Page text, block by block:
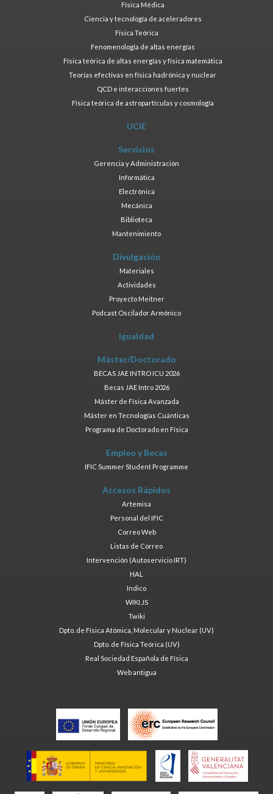
Física Médica
Ciencia y tecnología de aceleradores
Física Teórica
Fenomenología de altas energías
Física teórica de altas energías y física matemática
Teorías efectivas en física hadrónica y nuclear
QCD e interacciones fuertes
Física teórica de astropartículas y cosmología
UCIE
Servicios
Gerencia y Administración
Informática
Electrónica
Mecánica
Biblioteca
Mantenimiento
Divulgación
Materiales
Actividades
Proyecto Meitner
Podcast Oscilador Armónico
Igualdad
Máster/Doctorado
BECAS JAE INTRO ICU 2026
Becas JAE Intro 2026
Máster de Física Avanzada
Máster en Tecnologías Cuánticas
Programa de Doctorado en Física
Empleo y Becas
IFIC Summer Student Programme
Accesos Rápidos
Artemisa
Personal del IFIC
Correo Web
Listas de Correo
Intervención (Autoservicio IRT)
HAL
Indico
WIKI.JS
Twiki
Dpto. de Física Atómica, Molecular y Nuclear (UV)
Dpto. de Física Teórica (UV)
Real Sociedad Española de Física
Web antigua